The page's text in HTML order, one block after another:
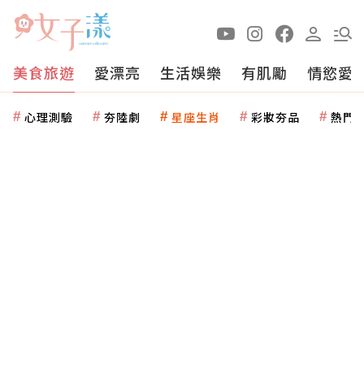
美食旅遊 愛漂亮 生活娛樂 有肌勵 情慾愛
心理測驗 夯陸劇 星座生肖 彩妝夯品 熱門